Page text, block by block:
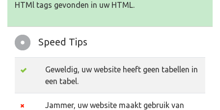
HTMl tags gevonden in uw HTML.
Speed Tips
Geweldig, uw website heeft geen tabellen in
een tabel.
Jammer, uw website maakt gebruik van